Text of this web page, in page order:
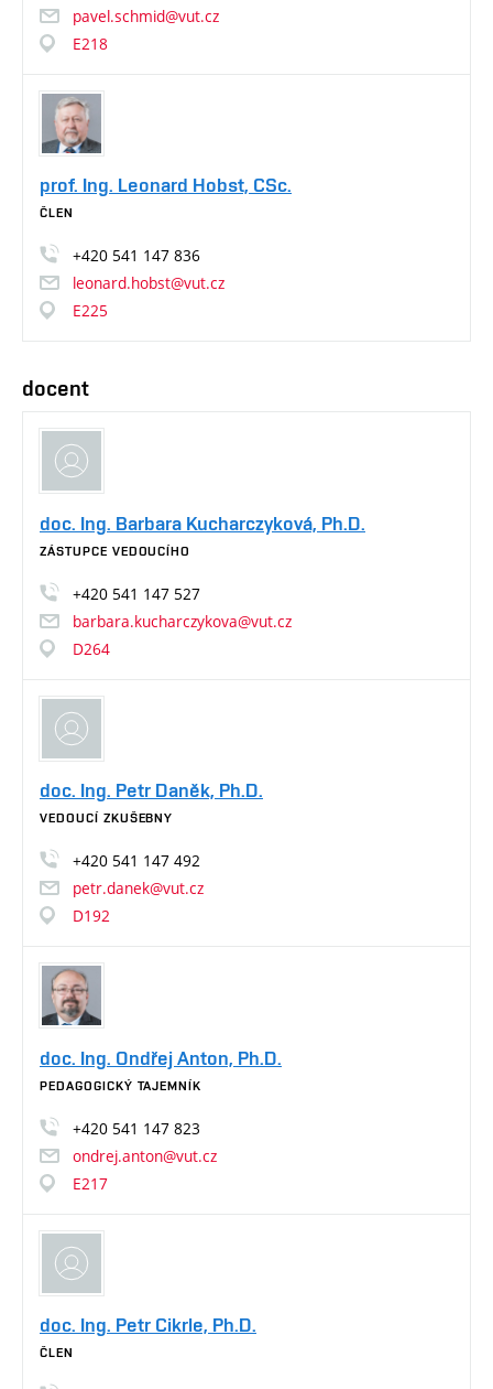
pavel.schmid@vut.cz
E218
prof. Ing. Leonard Hobst, CSc.
ČLEN
+420 541 147 836
leonard.hobst@vut.cz
E225
docent
doc. Ing. Barbara Kucharczyková, Ph.D.
ZÁSTUPCE VEDOUCÍHO
+420 541 147 527
barbara.kucharczykova@vut.cz
D264
doc. Ing. Petr Daněk, Ph.D.
VEDOUCÍ ZKUŠEBNY
+420 541 147 492
petr.danek@vut.cz
D192
doc. Ing. Ondřej Anton, Ph.D.
PEDAGOGICKÝ TAJEMNÍK
+420 541 147 823
ondrej.anton@vut.cz
E217
doc. Ing. Petr Cikrle, Ph.D.
ČLEN